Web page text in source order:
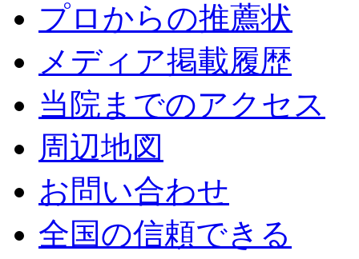
プロからの推薦状
メディア掲載履歴
当院までのアクセス
周辺地図
お問い合わせ
全国の信頼できる